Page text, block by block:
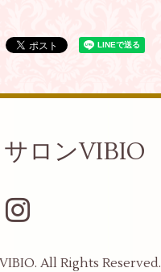
ロンVIBIO
. All Rights Reserved.